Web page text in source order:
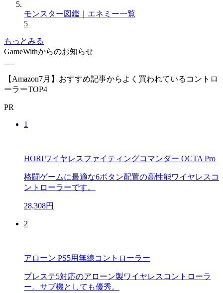
モンスター図鑑｜エネミー一覧
5
もっとみる
GameWithからのお知らせ
【Amazon7月】おすすめ記事からよく買われているコントロ
ーラーTOP4
PR
1
HORIワイヤレスファイティングコマンダー OCTA Pro
格闘ゲームに最適な6ボタン配置の高性能ワイヤレスコ
ントローラーです。
28,308円
2
アローン PS5用無線コントローラー
プレステ5対応のアローン製ワイヤレスコントローラ
ー。サブ機としても優秀。